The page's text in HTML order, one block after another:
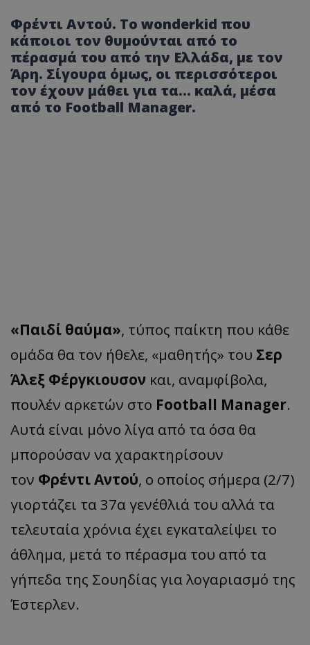
Φρέντι Αντού. Το wonderkid που
κάποιοι τον θυμούνται από το
πέρασμά του από την Ελλάδα, με τον
Άρη. Σίγουρα όμως, οι περισσότεροι
τον έχουν μάθει για τα… καλά, μέσα
από το Football Manager.
«Παιδί θαύμα», τύπος παίκτη που κάθε
ομάδα θα τον ήθελε, «μαθητής» του Σερ
Άλεξ Φέργκιουσον και, αναμφίβολα,
πουλέν αρκετών στο Football Manager.
Αυτά είναι μόνο λίγα από τα όσα θα
μπορούσαν να χαρακτηρίσουν
τον Φρέντι Αντού, ο οποίος σήμερα (2/7)
γιορτάζει τα 37α γενέθλιά του αλλά τα
τελευταία χρόνια έχει εγκαταλείψει το
άθλημα, μετά το πέρασμα του από τα
γήπεδα της Σουηδίας για λογαριασμό της
Έστερλεν.